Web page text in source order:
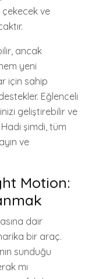
çekecek ve
ancak
yeni
için sahip
Eğlenceli
geliştirebilir ve
şimdi, tüm
ve
Motion:
dair
bir araç.
sunduğu
mı